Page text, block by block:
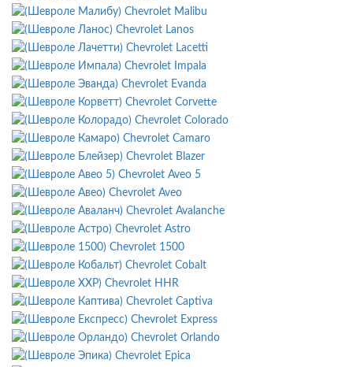
Chevrolet Malibu
Chevrolet Lanos
Chevrolet Lacetti
Chevrolet Impala
Chevrolet Evanda
Chevrolet Corvette
Chevrolet Colorado
Chevrolet Camaro
Chevrolet Blazer
Chevrolet Aveo 5
Chevrolet Aveo
Chevrolet Avalanche
Chevrolet Astro
Chevrolet 1500
Chevrolet Cobalt
Chevrolet HHR
Chevrolet Captiva
Chevrolet Express
Chevrolet Orlando
Chevrolet Epica